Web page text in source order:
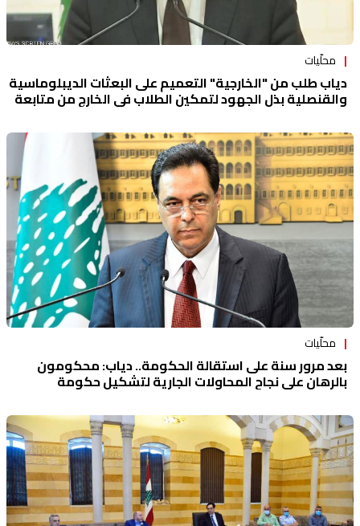
محلّيات
دياب طلب من "الخارجية" التعميم على البعثات الديبلوماسية
والقنصلية بذل الجهود لتمكين الطلاب في الخارج من متابعة
دراستهم
محلّيات
بعد مرور سنة على استقالة الحكومة.. دياب: محكومون
بالرهان على نجاح المحاولات الجارية لتشكيل حكومة